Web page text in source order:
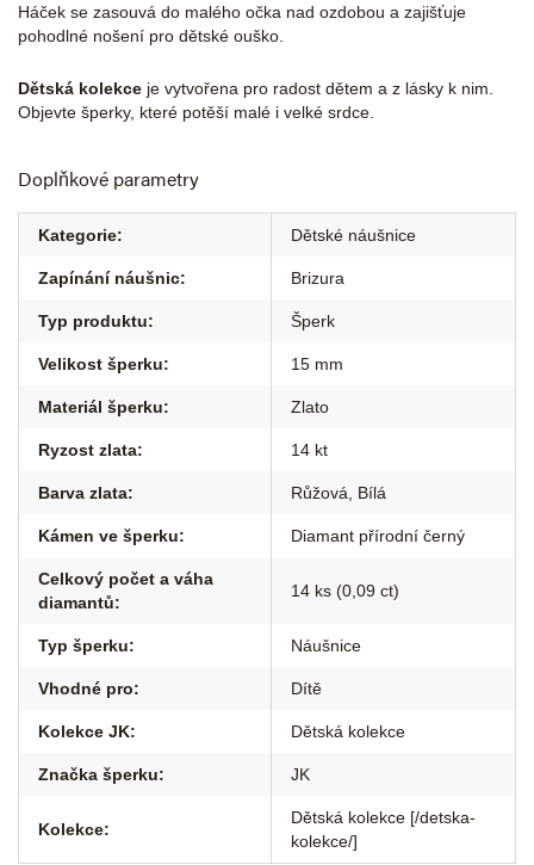
Háček se zasouvá do malého očka nad ozdobou a zajišťuje
pohodlné nošení pro dětské ouško.
Dětská kolekce je vytvořena pro radost dětem a z lásky k nim.
Objevte šperky, které potěší malé i velké srdce.
Doplňkové parametry
Kategorie: Dětské náušnice
Zapínání náušnic: Brizura
Typ produktu: Šperk
Velikost šperku: 15 mm
Materiál šperku: Zlato
Ryzost zlata: 14 kt
Barva zlata: Růžová Bílá
Kámen ve šperku: Diamant přírodní černý
Celkový počet a váha
diamantů:
14 ks (0,09 ct)
Typ šperku: Náušnice
Vhodné pro: Dítě
Kolekce JK: Dětská kolekce
Značka šperku: JK
Kolekce:
Dětská kolekce [/detska-
kolekce/]